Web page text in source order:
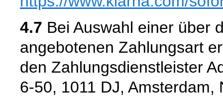
4.7 Bei Auswahl einer über
angebotenen Zahlungsart
den Zahlungsdienstleister
6-50, 1011 DJ,